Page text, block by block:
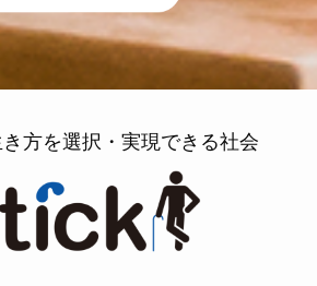
方を選択・実現できる社会